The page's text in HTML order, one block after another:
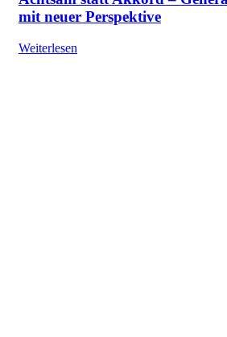
mit neuer Perspektive
Weiterlesen